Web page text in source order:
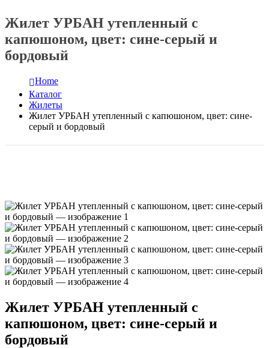
Жилет УРБАН утепленный с
капюшоном, цвет: сине-серый и
бордовый
Home
Каталог
Жилеты
Жилет УРБАН утепленный с капюшоном, цвет: сине-
серый и бордовый
Жилет УРБАН утепленный с
капюшоном, цвет: сине-серый и
бордовый